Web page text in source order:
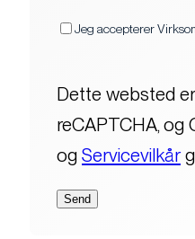
Jeg accepterer
Dette websted
reCAPTCHA, og
og Servicevilkår